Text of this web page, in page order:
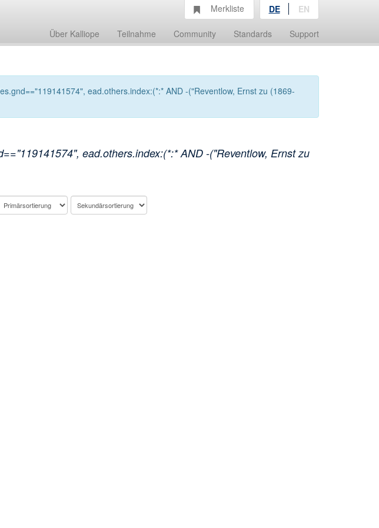
Über Kalliope Teilnahme Community Standards Support
Merkliste DE EN
ead.others.index:(*:* AND -("Reventlow, Ernst zu (1869-
ead.others.index:(*:* AND -("Reventlow, Ernst zu